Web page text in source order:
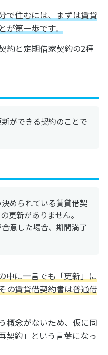
で住むには、まずは賃貸
第一歩です。
約と定期借家契約の2種
ができる契約のことで
められている賃貸借契
更新がありません。
合意した場合、期間満了
中に一言でも「更新」に
の賃貸借契約書は普通借
概念がないため、仮に同
契約」という言葉になっ